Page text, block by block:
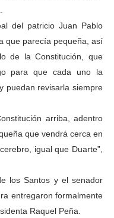
del patricio Juan Pablo
que parecía pequeña, así
de la Constitución, que
para que cada uno la
puedan revisarla siempre
arriba, adentro
que vendrá cerca en
igual que Duarte”,
los Santos y el senador
entregaron formalmente
Raquel Peña.